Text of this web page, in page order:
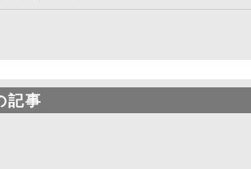
記事